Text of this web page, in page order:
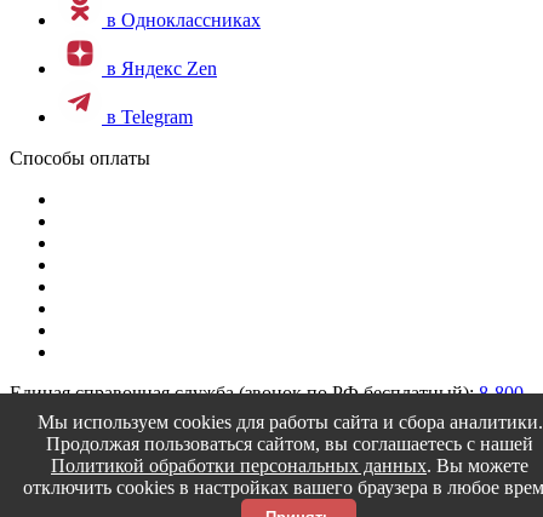
в Одноклассниках
в Яндекс Zen
в Telegram
Способы оплаты
Единая справочная служба (звонок по РФ бесплатный):8-800-
200-4150
Текстилия © 2014-2026
Мы используем cookies для работы сайта и сбора аналитики.
Продолжая пользоваться сайтом, вы соглашаетесь с нашей
Политикой обработки персональных данных. Вы можете
отключить cookies в настройках вашего браузера в любое